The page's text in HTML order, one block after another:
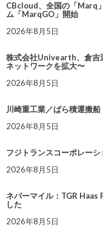
CBcloud、全国の「Marq
ム「MarqGO」開始
2026年8月5日
株式会社Univearth、倉吉
ネットワークを拡大〜
2026年8月5日
川崎重工業／ばら積運搬
2026年8月5日
フジトランスコーポレー
2026年8月5日
ネバーマイル：TGR Haas
した
2026年8月5日